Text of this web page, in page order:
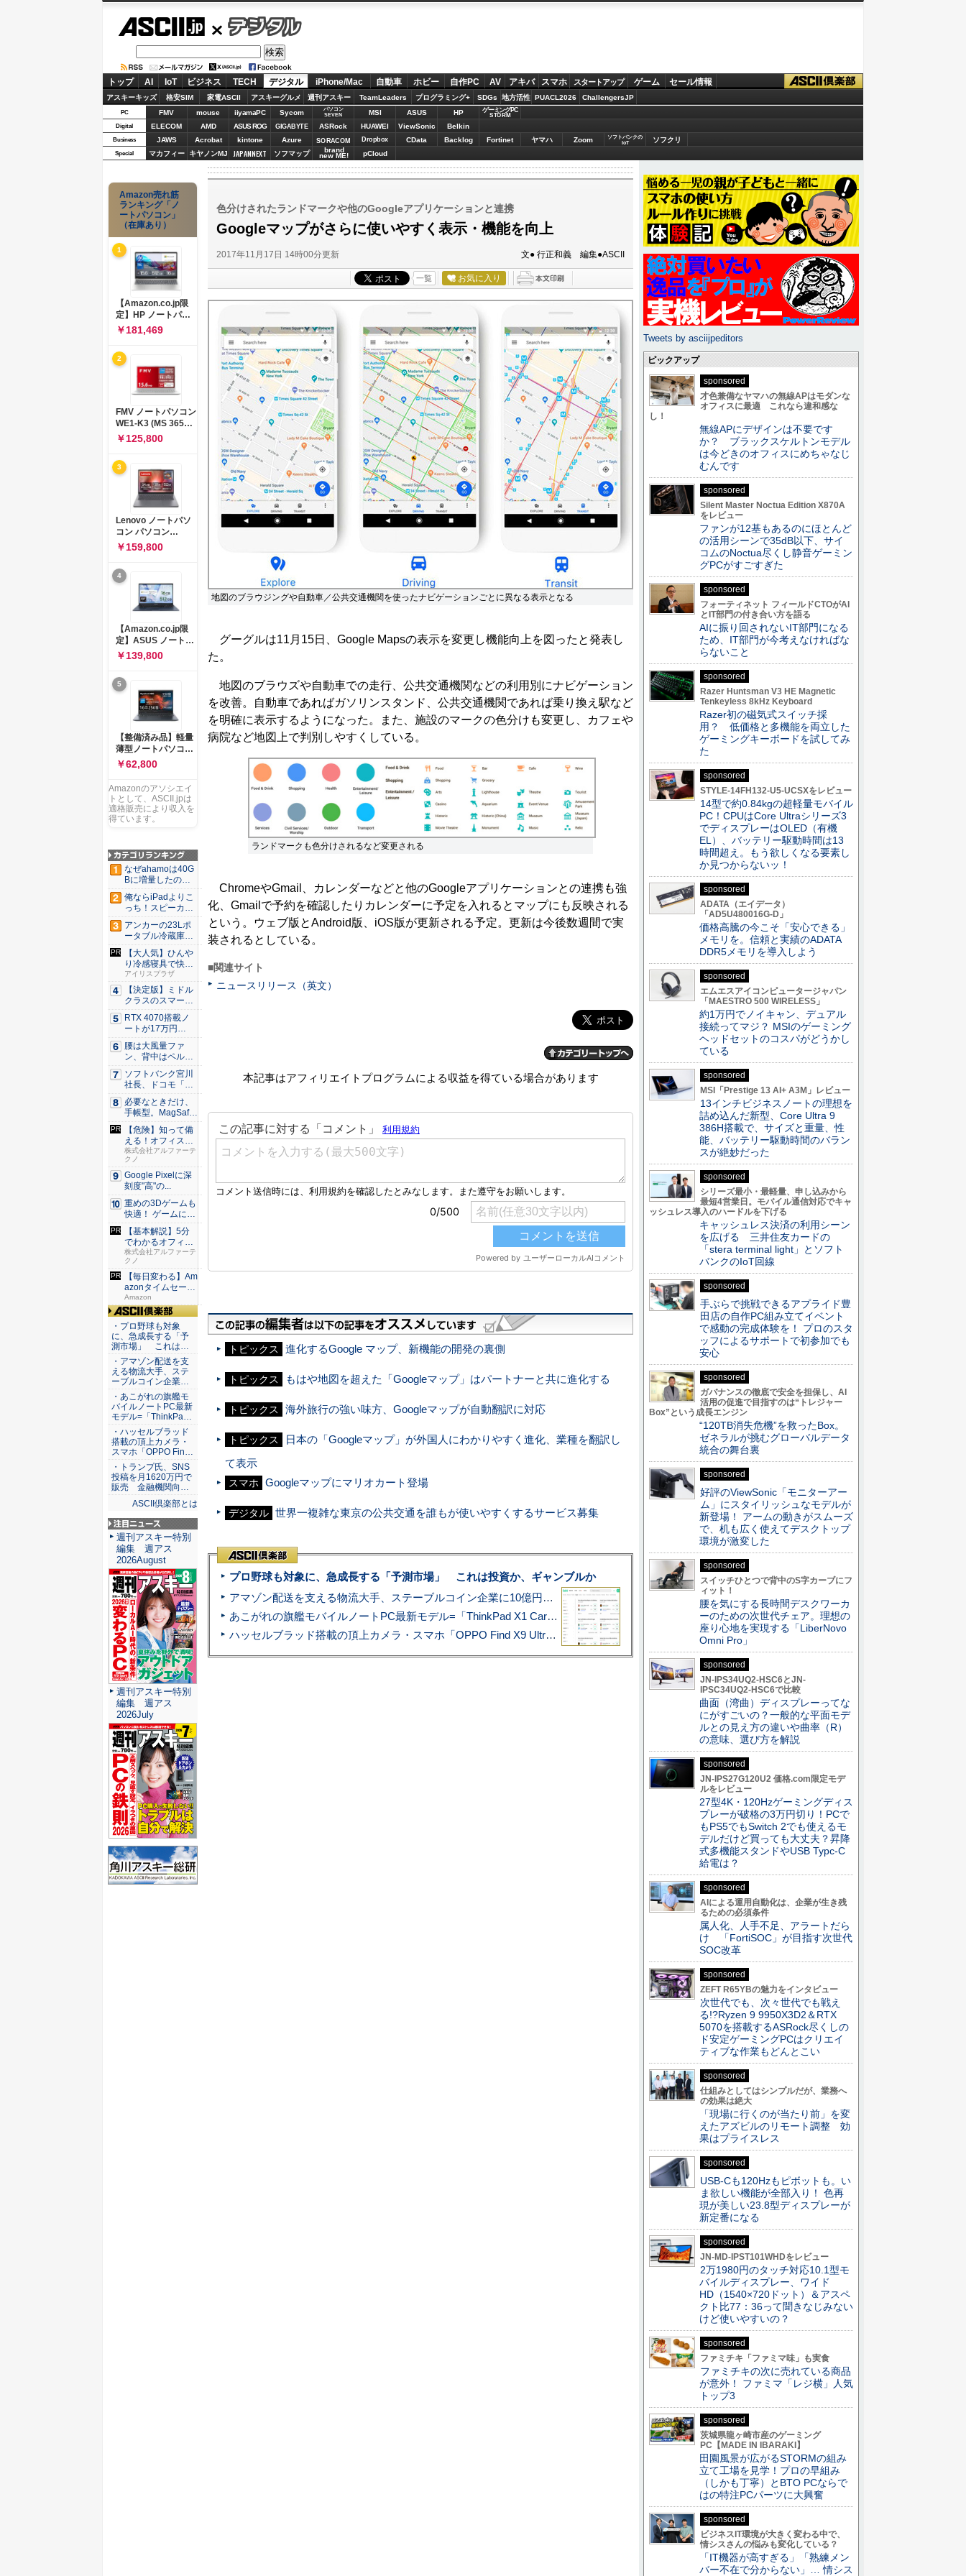
デジタル
トップ AI IoT ビジネス TECH デジタル iPhone/Mac 自動車 ホビー 自作PC AV アキバ スマホ スタートアップ ゲーム セール情報
アスキーキッズ 格安SIM 家電ASCII アスキーグルメ 週刊アスキー TeamLeaders プログラミング+ SDGs 地方活性 PUACL2026 ChallengersJP
PC FMV mouse iiyamaPC Sycom
パソコン
SEVEN
MSI ASUS HP ゲーミングPC
STORM
Digital ELECOM AMD ASUS ROG GIGABYTE ASRock HUAWEI ViewSonic Belkin
Business JAWS Acrobat kintone Azure SORACOM Dropbox CData Backlog Fortinet ヤマハ Zoom
ソフトバンクの
IoT
ソフクリ
Special マカフィー キヤノンMJ JAPANNEXT ソフマップ brand
new ME! pCloud
色分けされたランドマークや他のGoogleアプリケーションと連携
Googleマップがさらに使いやすく表示・機能を向上
2017年11月17日 14時00分更新 文● 行正和義 編集●ASCII
一覧 お気に入り
地図のブラウジングや自動車／公共交通機関を使ったナビゲーションごとに異なる表示となる
グーグルは11月15日、Google Mapsの表示を変更し機能向上を図ったと発表し
た。
地図のブラウズや自動車での走行、公共交通機関などの利用別にナビゲーション
を改善。自動車であればガソリンスタンド、公共交通機関であれば乗り換え駅など
を明確に表示するようになった。また、施設のマークの色分けも変更し、カフェや
病院など地図上で判別しやすくしている。
ランドマークも色分けされるなど変更される
ChromeやGmail、カレンダーなどと他のGoogleアプリケーションとの連携も強
化、Gmailで予約を確認したりカレンダーに予定を入れるとマップにも反映される
という。ウェブ版とAndroid版、iOS版が更新される予定。更新は今後数週間で実
装されるとしている。
■関連サイト
ニュースリリース（英文）
本記事はアフィリエイトプログラムによる収益を得ている場合があります
トピックス 進化するGoogle マップ、新機能の開発の裏側
トピックス もはや地図を超えた「Googleマップ」はパートナーと共に進化する
トピックス 海外旅行の強い味方、Googleマップが自動翻訳に対応
トピックス
日本の「Googleマップ」が外国人にわかりやすく進化、業種を翻訳し
て表示
スマホ Googleマップにマリオカート登場
デジタル 世界一複雑な東京の公共交通を誰もが使いやすくするサービス募集
プロ野球も対象に、急成長する「予測市場」 これは投資か、ギャンブルか
アマゾン配送を支える物流大手、ステーブルコイン企業に10億円投資のワケ
あこがれの旗艦モバイルノートPC最新モデル=「ThinkPad X1 Carbon Gen 14 Aura Edition」実機レビュー
ハッセルブラッド搭載の頂上カメラ・スマホ「OPPO Find X9 Ultra」実写レビュー=プロが本気で徹底撮影しました!!
Amazon売れ筋
ランキング「ノ
ートパソコン」
（在庫あり）
1
【Amazon.co.jp限
定】HP ノートパソ
コン 15-fd 15.6イン
チ インテル Core 5
120U メモリ16GB
SSD512GB
Windows 11
Microsoft Office
2024搭載 WPS
Office搭載 カメラシ
ャッター 指紋認証 薄
型 Copilotキー搭載
ナチュラルシルバー
￥181,469
2
FMV ノートパソコン
WE1-K3 (MS 365
Personal/Copilotキ
ー搭載/Win 11/15.6
型/Core
i5/16GB/SSD
512GB/ホワイト)
FMVWK3E15W_AZ
￥125,800
3
Lenovo ノートパソ
コン パソコン
IdeaPad Slim 3 14.0
インチ AMD
Ryzen™ 5 8640HS
メモリ16GB
SSD512GB
Microsoft 365 試用
版 Windows11 バッ
テリー駆動12.6時間
重量1.39kg ルナグレ
ー 83K9003JJP ノー
トPC
￥159,800
4
【Amazon.co.jp限
定】ASUS ノートパ
ソコン Vivobook 15
M1502NAQ 15.6イ
ンチ AMD Ryzen 7
170 メモリ16GB
SSD 512GB
Microsoft 365
Personal (24か月版)
搭載 Windows 11 重
量1.7kg Wi-Fi 6E ク
ワイエットブルー
M1502NAQ-
￥139,800
5
【整備済み品】軽量
薄型ノートパソコン
dynabook G83 ■
13.3型
FHD(1920x1080) -
高性能第11世代Core
i5-1135G7 - メモリ
16GB - SSD 256GB
USB Type-C - MS
Office 2021 - Win11
搭載
￥62,800
Amazonのアソシエイ
トとして、ASCII.jpは
適格販売により収入を
得ています。
なぜahamoは40G
Bに増量したの
か ...
俺ならiPadよりこ
っち！スピーカー
9個...
アンカーの23Lポ
ータブル冷蔵庫が
Ama...
【大人気】ひんや
り冷感寝具で快適
な睡眠を...
アイリスプラザ
【決定版】ミドル
クラスのスマート
フォンの...
RTX 4070搭載ノ
ートが17万円
台。...
腰は大風量ファ
ン、背中はペルチ
ェ冷却。ダ...
ソフトバンク宮川
社長、ドコモ「ah
amo...
必要なときだけ、
手帳型。MagSaf
e・...
【危険】知って備
える！オフィスの
セキュリ...
株式会社アルファーテ
クノ
Google Pixelに深
刻度"高"の...
重めの3Dゲームも
快適！ ゲームに強
いH...
【基本解説】5分
でわかるオフィス
セキュリ...
株式会社アルファーテ
クノ
【毎日変わる】Am
azonタイムセール
が...
Amazon
ASCII倶楽部
・プロ野球も対象
に、急成長する「予
測市場」 これは…
・アマゾン配送を支
える物流大手、ステ
ーブルコイン企業…
・あこがれの旗艦モ
バイルノートPC最新
モデル=「ThinkPa…
・ハッセルブラッド
搭載の頂上カメラ・
スマホ「OPPO Fin…
・トランプ氏、SNS
投稿を月1620万円で
販売 金融機関向…
ASCII倶楽部とは
注目ニュース
週刊アスキー特別
編集 週アス
2026August
週刊アスキー特別
編集 週アス
2026July
Tweets by asciijpeditors
ピックアップ
sponsored
才色兼備なヤマハの無線APはモダンな
オフィスに最適 これなら違和感な
し！
無線APにデザインは不要です
か？ ブラックスケルトンモデル
は今どきのオフィスにめちゃなじ
むんです
sponsored
Silent Master Noctua Edition X870A
をレビュー
ファンが12基もあるのにほとんど
の活用シーンで35dB以下、サイ
コムのNoctua尽くし静音ゲーミン
グPCがすごすぎた
sponsored
フォーティネット フィールドCTOがAI
とIT部門の付き合い方を語る
AIに振り回されないIT部門になる
ため、IT部門が今考えなければな
らないこと
sponsored
Razer Huntsman V3 HE Magnetic
Tenkeyless 8kHz Keyboard
Razer初の磁気式スイッチ採
用？ 低価格と多機能を両立した
ゲーミングキーボードを試してみ
た
sponsored
STYLE-14FH132-U5-UCSXをレビュー
14型で約0.84kgの超軽量モバイル
PC！CPUはCore Ultraシリーズ3
でディスプレーはOLED（有機
EL）、バッテリー駆動時間は13
時間超え。もう欲しくなる要素し
か見つからないッ！
sponsored
ADATA（エイデータ）
「AD5U480016G-D」
価格高騰の今こそ「安心できる」
メモリを。信頼と実績のADATA
DDR5メモリを導入しよう
sponsored
エムエスアイコンピュータージャパン
「MAESTRO 500 WIRELESS」
約1万円でノイキャン、デュアル
接続ってマジ？ MSIのゲーミング
ヘッドセットのコスパがどうかし
ている
sponsored
MSI「Prestige 13 AI+ A3M」レビュー
13インチビジネスノートの理想を
詰め込んだ新型、Core Ultra 9
386H搭載で、サイズと重量、性
能、バッテリー駆動時間のバラン
スが絶妙だった
sponsored
シリーズ最小・最軽量、申し込みから
最短4営業日。モバイル通信対応でキャ
ッシュレス導入のハードルを下げる
キャッシュレス決済の利用シーン
を広げる 三井住友カードの
「stera terminal light」とソフト
バンクのIoT回線
sponsored
手ぶらで挑戦できるアプライド豊
田店の自作PC組み立てイベント
で感動の完成体験を！ プロのスタ
ッフによるサポートで初参加でも
安心
sponsored
ガバナンスの徹底で安全を担保し、AI
活用の促進で目指すのは“トレジャー
Box”という成長エンジン
“120TB消失危機”を救ったBox。
ゼネラルが挑むグローバルデータ
統合の舞台裏
sponsored
好評のViewSonic「モニターアー
ム」にスタイリッシュなモデルが
新登場！ アームの動きがスムーズ
で、机も広く使えてデスクトップ
環境が激変した
sponsored
スイッチひとつで背中のS字カーブにフ
ィット！
腰を気にする長時間デスクワーカ
ーのための次世代チェア。理想の
座り心地を実現する「LiberNovo
Omni Pro」
sponsored
JN-IPS34UQ2-HSC6とJN-
IPSC34UQ2-HSC6で比較
曲面（湾曲）ディスプレーってな
にがすごいの？一般的な平面モデ
ルとの見え方の違いや曲率（R）
の意味、選び方を解説
sponsored
JN-IPS27G120U2 価格.com限定モデ
ルをレビュー
27型4K・120Hzゲーミングディス
プレーが破格の3万円切り！PCで
もPS5でもSwitch 2でも使えるモ
デルだけど買っても大丈夫？昇降
式多機能スタンドやUSB Typc-C
給電は？
sponsored
AIによる運用自動化は、企業が生き残
るための必須条件
属人化、人手不足、アラートだら
け 「FortiSOC」が目指す次世代
SOC改革
sponsored
ZEFT R65YBの魅力をインタビュー
次世代でも、次々世代でも戦え
る!?Ryzen 9 9950X3D2＆RTX
5070を搭載するASRock尽くしの
ド安定ゲーミングPCはクリエイ
ティブな作業もどんとこい
sponsored
仕組みとしてはシンプルだが、業務へ
の効果は絶大
「現場に行くのが当たり前」を変
えたアズビルのリモート調整 効
果はプライスレス
sponsored
USB-Cも120Hzもピボットも。い
ま欲しい機能が全部入り！ 色再
現が美しい23.8型ディスプレーが
新定番になる
sponsored
JN-MD-IPST101WHDをレビュー
2万1980円のタッチ対応10.1型モ
バイルディスプレー、ワイド
HD（1540×720ドット）＆アスペ
クト比77：36って聞きなじみない
けど使いやすいの？
sponsored
ファミチキ「ファミマ味」も実食
ファミチキの次に売れている商品
が意外！ ファミマ「レジ横」人気
トップ3
sponsored
茨城県龍ヶ崎市産のゲーミング
PC【MADE IN IBARAKI】
田園風景が広がるSTORMの組み
立て工場を見学！プロの早組み
（しかも丁寧）とBTO PCならで
はの特注PCパーツに大興奮
sponsored
ビジネスIT環境が大きく変わる中で、
情シスさんの悩みも変化している？
「IT機器が高すぎる」「熟練メン
バー不在で分からない」… 情シス